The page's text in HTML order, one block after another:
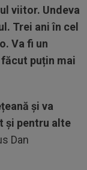
viitor. Undeva
Trei ani în cel
Va fi un
puțin mai
și va
și pentru alte
Dan